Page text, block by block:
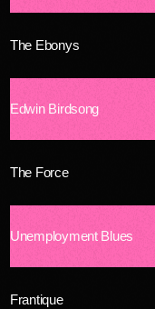
The Ebonys
Edwin Birdsong
The Force
Unemployment Blues
Frantique